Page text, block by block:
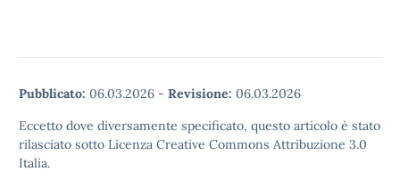
Pubblicato: 06.03.2026 - Revisione: 06.03.2026
Eccetto dove diversamente specificato, questo articolo è stato
rilasciato sotto Licenza Creative Commons Attribuzione 3.0
Italia.